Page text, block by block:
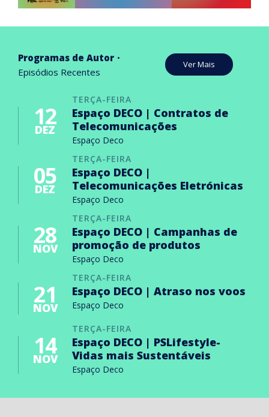
Programas de Autor
Episódios Recentes
Ver Mais
TERÇA-FEIRA
12
DEZ
Espaço DECO | Contratos de
Telecomunicações
Espaço Deco
TERÇA-FEIRA
05
DEZ
Espaço DECO |
Telecomunicações Eletrónicas
Espaço Deco
TERÇA-FEIRA
28
NOV
Espaço DECO | Campanhas de
promoção de produtos
Espaço Deco
TERÇA-FEIRA
21
NOV
Espaço DECO | Atraso nos voos
Espaço Deco
TERÇA-FEIRA
14
NOV
Espaço DECO | PSLifestyle-
Vidas mais Sustentáveis
Espaço Deco